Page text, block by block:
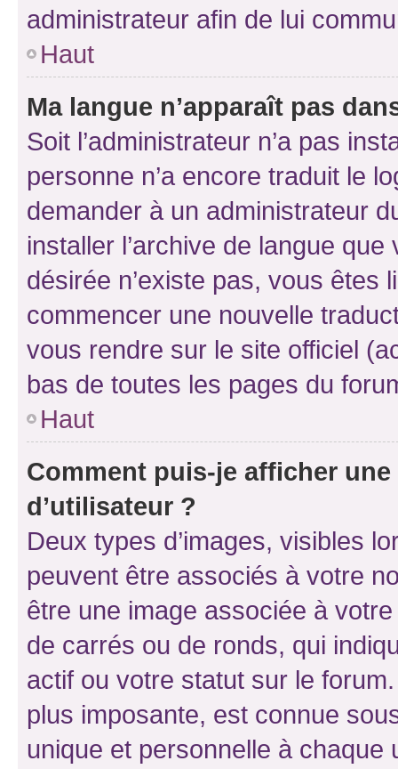
administrateur afin de lui
Haut
Ma langue n’apparaît pas
Soit l’administrateur n’a pas
personne n’a encore traduit le
demander à un administrateur
installer l’archive de langue
désirée n’existe pas, vous êtes
commencer une nouvelle
vous rendre sur le site officiel
bas de toutes les pages du
Haut
Comment puis-je afficher
d’utilisateur ?
Deux types d’images, visibles
peuvent être associés à votre
être une image associée à
de carrés ou de ronds, qui
actif ou votre statut sur le
plus imposante, est connue
unique et personnelle à chaque